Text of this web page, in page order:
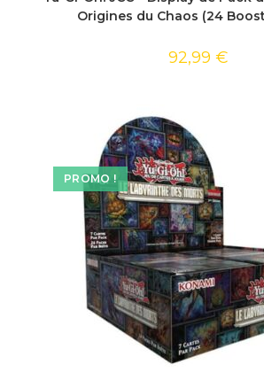
Origines du Chaos (24
92,99 €
PROMO !